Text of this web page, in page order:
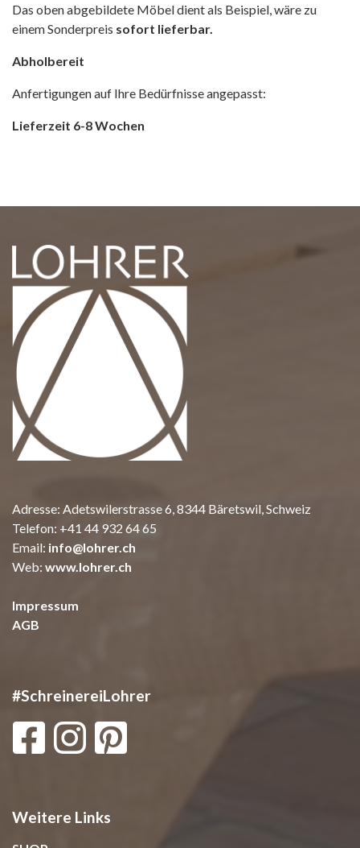
Das oben abgebildete Möbel dient als Beispiel, wäre zu
einem Sonderpreis sofort lieferbar.
Abholbereit
Anfertigungen auf Ihre Bedürfnisse angepasst:
Lieferzeit 6-8 Wochen
Adresse: Adetswilerstrasse 6, 8344 Bäretswil, Schweiz
Telefon: +41 44 932 64 65
Email: info@lohrer.ch
Web: www.lohrer.ch
Impressum
AGB
#SchreinereiLohrer
Weitere Links